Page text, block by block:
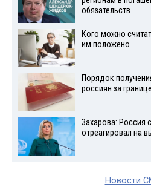
обязательств
Кого можно
им положено
Порядок
россиян за
Захарова: Россия
отреагировал на
Новости